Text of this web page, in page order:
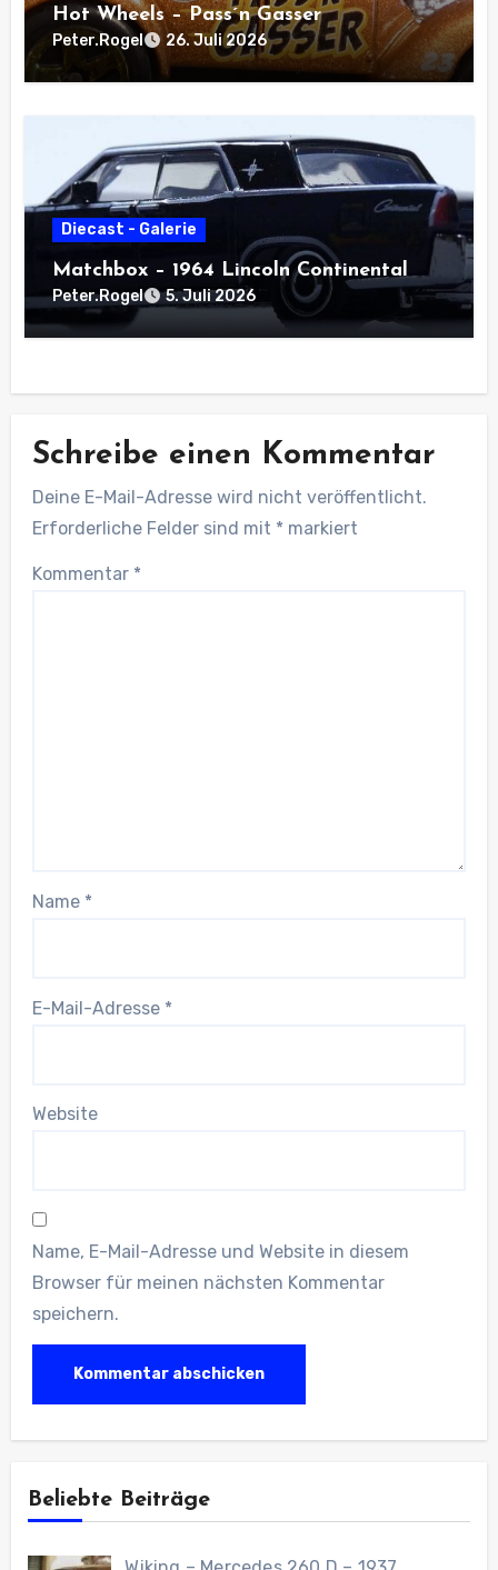
Hot Wheels – Pass´n Gasser
Peter.Rogel 26. Juli 2026
Diecast - Galerie
Matchbox – 1964 Lincoln Continental
Peter.Rogel 5. Juli 2026
Schreibe einen Kommentar
Deine E-Mail-Adresse wird nicht veröffentlicht.
Erforderliche Felder sind mit * markiert
Kommentar *
Name *
E-Mail-Adresse *
Website
Name, E-Mail-Adresse und Website in diesem
Browser für meinen nächsten Kommentar
speichern.
Beliebte Beiträge